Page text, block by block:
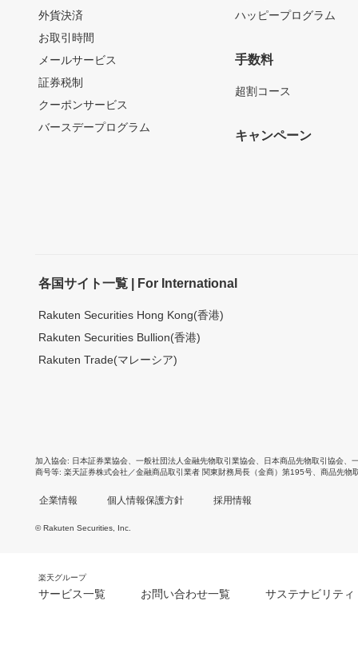
外貨決済
お取引時間
メールサービス
証券税制
クーポンサービス
バースデープログラム
ハッピープログラム
手数料
超割コース
キャンペーン
各国サイト一覧 | For International
Rakuten Securities Hong Kong(香港)
Rakuten Securities Bullion(香港)
Rakuten Trade(マレーシア)
加入協会 日本証券業協会 一般社団法人金融先物取引業協会 日本商品先物取引協会
商号等 楽天証券株式会社／金融商品取引業者 関東財務局長（金商）第195号、商品先物
企業情報 個人情報保護方針 採用情報
© Rakuten Securities, Inc.
楽天グループ
サービス一覧 お問い合わせ一覧 サステナビリティ